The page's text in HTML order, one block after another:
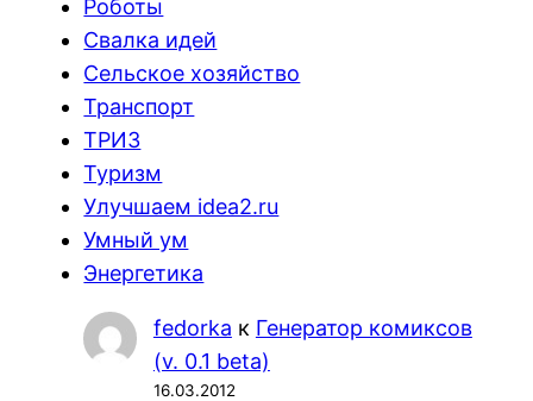
Роботы
Свалка идей
Сельское хозяйство
Транспорт
ТРИЗ
Туризм
Улучшаем idea2.ru
Умный ум
Энергетика
fedorka к Генератор комиксов
(v. 0.1 beta)
16.03.2012